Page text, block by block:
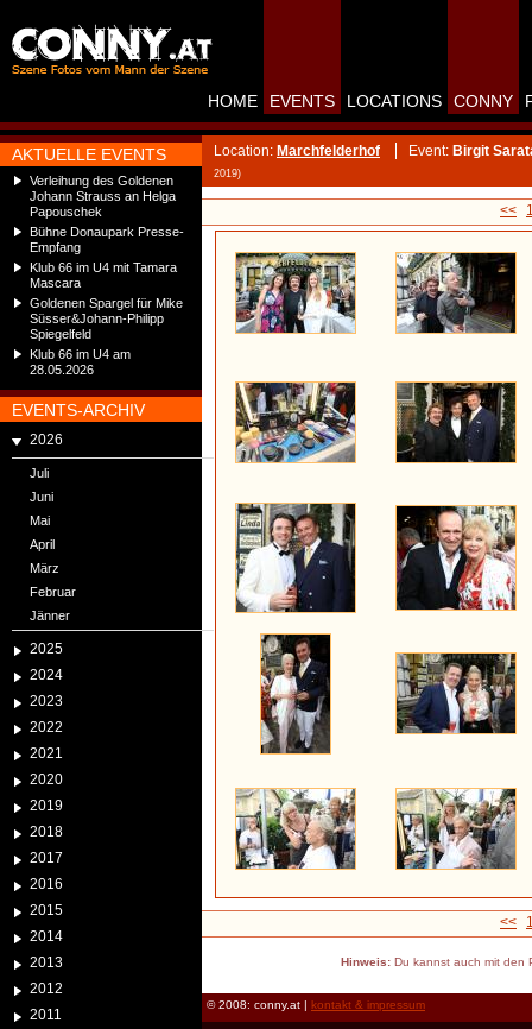
AKTUELLE EVENTS
Verleihung des Goldenen
Johann Strauss an Helga
Papouschek
Bühne Donaupark Presse-
Empfang
Klub 66 im U4 mit Tamara
Mascara
Goldenen Spargel für Mike
Süsser&Johann-Philipp
Spiegelfeld
Klub 66 im U4 am
28.05.2026
EVENTS-ARCHIV
2026
Juli
Juni
Mai
April
März
Februar
Jänner
2025
2024
2023
2022
2021
2020
2019
2018
2017
2016
2015
2014
2013
2012
2011
HOME EVENTS LOCATIONS CONNY
Location: Marchfelderhof Event: Birgit
2019)
<<
<<
Hinweis:Du kannst auch mit den
© 2008: conny.at | kontakt & impressum